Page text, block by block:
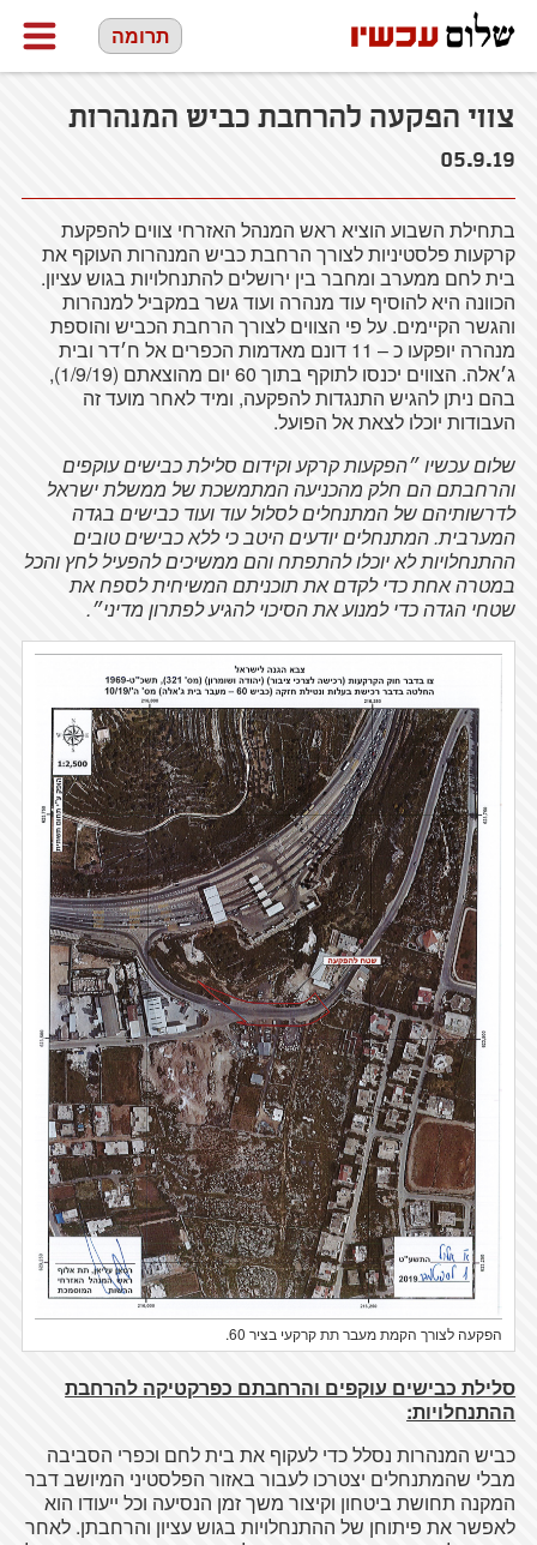
תרומה
צווי הפקעה להרחבת כביש המנהרות
05.9.19
בתחילת השבוע הוציא ראש המנהל האזרחי צווים להפקעת
קרקעות פלסטיניות לצורך הרחבת כביש המנהרות העוקף את
בית לחם ממערב ומחבר בין ירושלים להתנחלויות בגוש עציון.
הכוונה היא להוסיף עוד מנהרה ועוד גשר במקביל למנהרות
והגשר הקיימים. על פי הצווים לצורך הרחבת הכביש והוספת
מנהרה יופקעו כ – 11 דונם מאדמות הכפרים אל ח׳דר ובית
ג׳אלה. הצווים יכנסו לתוקף בתוך 60 יום מהוצאתם (1/9/19),
בהם ניתן להגיש התנגדות להפקעה, ומיד לאחר מועד זה
העבודות יוכלו לצאת אל הפועל.
שלום עכשיו ״הפקעות קרקע וקידום סלילת כבישים עוקפים
והרחבתם הם חלק מהכניעה המתמשכת של ממשלת ישראל
לדרשותיהם של המתנחלים לסלול עוד ועוד כבישים בגדה
המערבית. המתנחלים יודעים היטב כי ללא כבישים טובים
ההתנחלויות לא יוכלו להתפתח והם ממשיכים להפעיל לחץ והכל
במטרה אחת כדי לקדם את תוכניתם המשיחית לספח את
שטחי הגדה כדי למנוע את הסיכוי להגיע לפתרון מדיני״.
הפקעה לצורך הקמת מעבר תת קרקעי בציר 60.
סלילת כבישים עוקפים והרחבתם כפרקטיקה להרחבת
ההתנחלויות:
כביש המנהרות נסלל כדי לעקוף את בית לחם וכפרי הסביבה
מבלי שהמתנחלים יצטרכו לעבור באזור הפלסטיני המיושב דבר
המקנה תחושת ביטחון וקיצור משך זמן הנסיעה וכל ייעודו הוא
לאפשר את פיתוחן של ההתנחלויות בגוש עציון והרחבתן. לאחר